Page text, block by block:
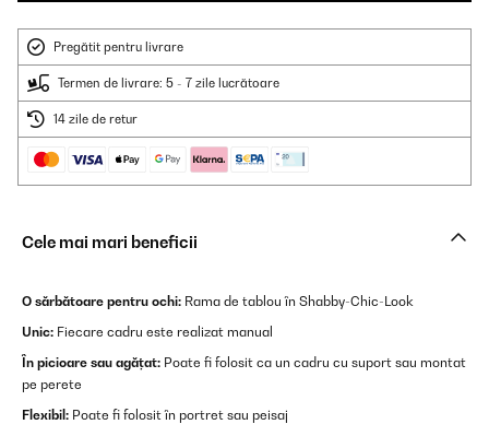
Pregătit pentru livrare
Termen de livrare: 5 - 7 zile lucrătoare
14 zile de retur
Cele mai mari beneficii
O sărbătoare pentru ochi: Rama de tablou în Shabby-Chic-Look
Unic: Fiecare cadru este realizat manual
În picioare sau agățat: Poate fi folosit ca un cadru cu suport sau montat
pe perete
Flexibil: Poate fi folosit în portret sau peisaj